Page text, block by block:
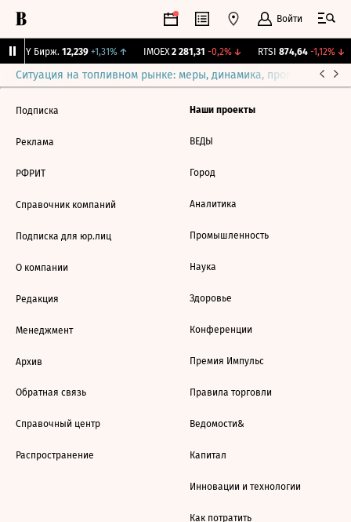
Войти
CNY Бирж. 12,239 +1,31%↑ IMOEX 2 281,31 -0,2%↓ RTSI 874,64 -1,12%↓
Ситуация на топливном рынке: меры, динамика, прогнозы
Подписка
Реклама
РФРИТ
Справочник компаний
Подписка для юр.лиц
О компании
Редакция
Менеджмент
Архив
Обратная связь
Справочный центр
Распространение
Наши проекты
ВЕДЫ
Город
Аналитика
Промышленность
Наука
Здоровье
Конференции
Премия Импульс
Правила торговли
Ведомости&
Капитал
Инновации и технологии
Как потратить